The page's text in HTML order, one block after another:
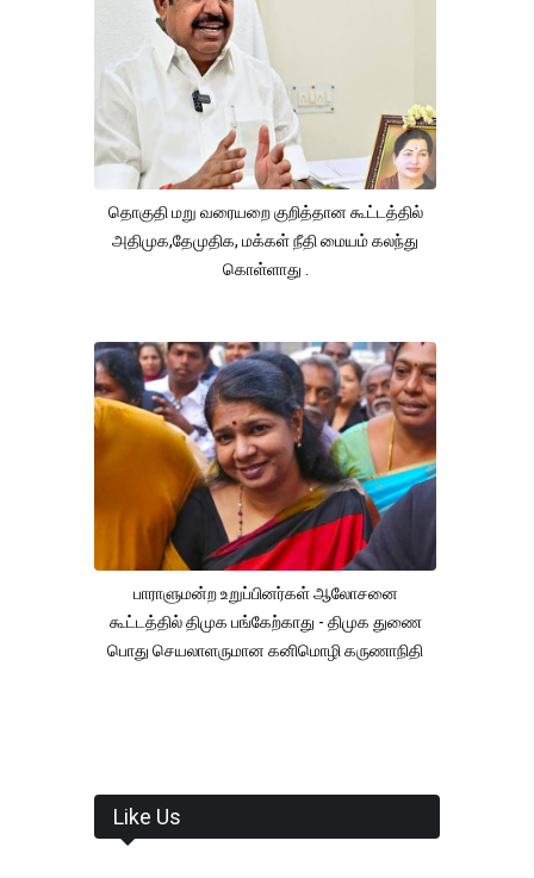
தொகுதி மறு வரையறை குறித்தான கூட்டத்தில்
அதிமுக,தேமுதிக, மக்கள் நீதி மையம் கலந்து
கொள்ளாது .
பாராளுமன்ற உறுப்பினர்கள் ஆலோசனை
கூட்டத்தில் திமுக பங்கேற்காது - திமுக துணை
பொது செயலாளருமான கனிமொழி கருணாநிதி
Like Us